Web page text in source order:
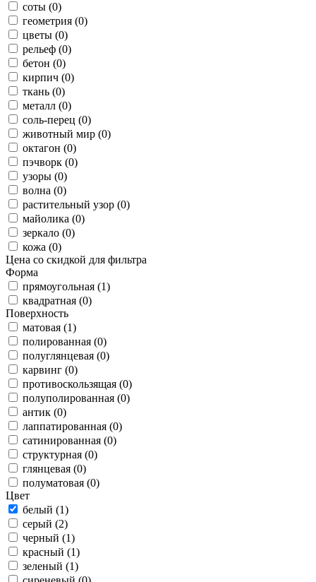
соты (0)
геометрия (0)
цветы (0)
рельеф (0)
бетон (0)
кирпич (0)
ткань (0)
металл (0)
соль-перец (0)
животный мир (0)
октагон (0)
пэчворк (0)
узоры (0)
волна (0)
растительный узор (0)
майолика (0)
зеркало (0)
кожа (0)
Цена со скидкой для фильтра
Форма
прямоугольная (1)
квадратная (0)
Поверхность
матовая (1)
полированная (0)
полуглянцевая (0)
карвинг (0)
противоскользящая (0)
полуполированная (0)
антик (0)
лаппатированная (0)
сатинированная (0)
структурная (0)
глянцевая (0)
полуматовая (0)
Цвет
белый (1)
серый (2)
черный (1)
красный (1)
зеленый (1)